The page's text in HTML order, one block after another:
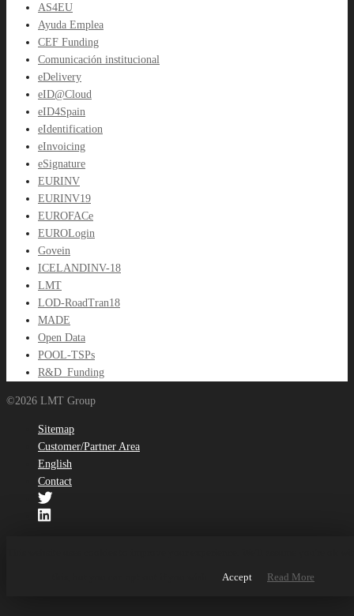
AS4EU
Ayuda Emplea
CEF Funding
Comunicación institucional
eDelivery
eID@Cloud
eID4Spain
eIdentification
eInvoicing
eSignature
EURINV
EURINV19
EUROFACe
EUROLogin
Govein
ICELANDINV-18
LMT
LOD-RoadTran18
MADE
Open Data
POOL-TSPs
R&D_Funding
©2026 LMT Group
Sitemap
Customer/Partner Area
English
Contact
Accept Read More